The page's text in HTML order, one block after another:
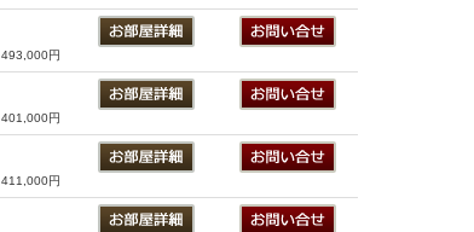
493,000円
401,000円
411,000円